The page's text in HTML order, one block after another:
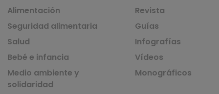
Alimentación
Seguridad alimentaria
Salud
Bebé e infancia
Medio ambiente y
solidaridad
Revista
Guías
Infografías
Vídeos
Monográficos